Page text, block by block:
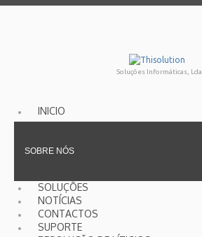
Soluções Informáticas, Lda.
INICIO
SOBRE NÓS
SOLUÇÕES
NOTÍCIAS
CONTACTOS
SUPORTE